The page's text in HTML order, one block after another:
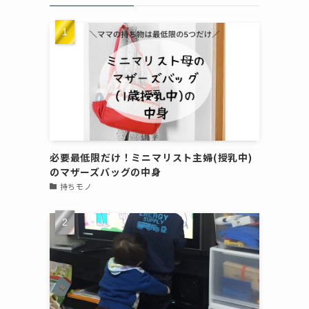
必要最低限だけ！ミニマリスト主婦(授乳中)
のマザーズバッグの中身
持ちモノ